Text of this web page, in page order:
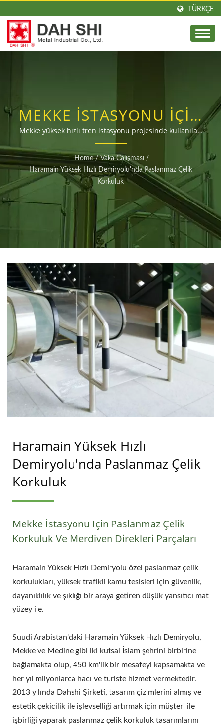
TÜRKÇE
MEKKE İSTASYONU IÇIN
PASLANMAZ ÇELIK
KORKULUK VE
MERDIVEN DIREKLERI
PARÇALARI | 49 YILLIK
PIRINÇ VE PASLANMAZ
ÇELIK KORKULUK
BAĞLANTI ELEMANLARI
ÜRETICISI | DAH SHI
Mekke yüksek hızlı tren istasyonu projesinde kullanılan
özel yapım paslanmaz çelik korkuluk örneği /
Merdivenler için Tayvan Korkuluk Sistemleri Üreticisi |
DAH SHI
Home / Vaka Çalışması /
Haramain Yüksek Hızlı Demiryolu'nda Paslanmaz Çelik
Korkuluk
Haramain Yüksek Hızlı
Demiryolu'nda Paslanmaz Çelik
Korkuluk
Mekke İstasyonu Için Paslanmaz Çelik
Korkuluk Ve Merdiven Direkleri Parçaları
Haramain Yüksek Hızlı Demiryolu özel paslanmaz çelik
korkulukları, yüksek trafikli kamu tesisleri için güvenlik,
dayanıklılık ve şıklığı bir araya getiren düşük yansıtıcı mat
yüzey ile.
Suudi Arabistan'daki Haramain Yüksek Hızlı Demiryolu,
Mekke ve Medine gibi iki kutsal İslam şehrini birbirine
bağlamakta olup, 450 km'lik bir mesafeyi kapsamakta ve
her yıl milyonlarca hacı ve turiste hizmet vermektedir.
2013 yılında Dahshi Şirketi, tasarım çizimlerini almış ve
estetik çekicilik ile işlevselliği artırmak için müşteri ile
işbirliği yaparak paslanmaz çelik korkuluk tasarımlarını